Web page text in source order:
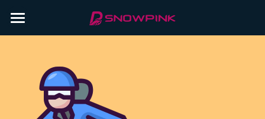
雪場介紹 旭川
雪場介紹 湯澤
滑雪攻略
所有博客分類
教練介紹
商品分類
北海道
藏王溫泉
部落格分類
所有博客分類
北海道旭川滑雪攻略